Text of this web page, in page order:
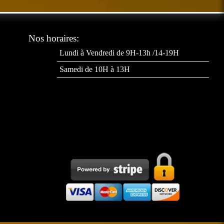
Nos horaires:
Lundi à Vendredi de 9H-13h /14-19H
Samedi de 10H à 13H